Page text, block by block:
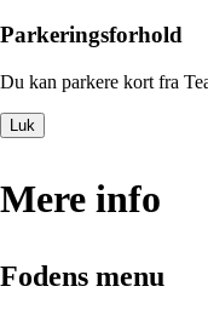
Parkeringsforhold
Du kan parkere kort fra
Luk
Mere info
Fodens menu